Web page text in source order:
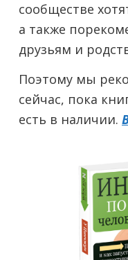
сообществе
а также
друзьям и
Поэтому мы
сейчас, пока
есть в наличии.